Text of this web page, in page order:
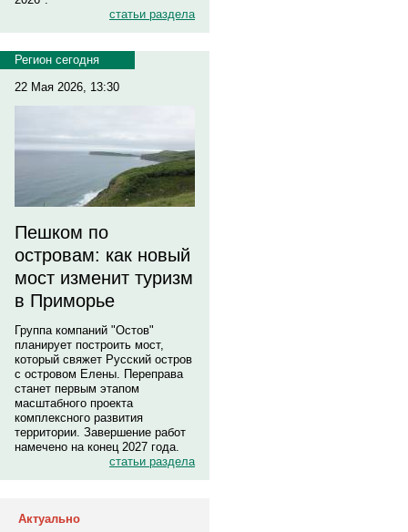
статьи раздела
Регион сегодня
22 Мая 2026, 13:30
Пешком по
островам: как новый
мост изменит туризм
в Приморье
Группа компаний "Остов"
планирует построить мост,
который свяжет Русский остров
с островом Елены. Переправа
станет первым этапом
масштабного проекта
комплексного развития
территории. Завершение работ
намечено на конец 2027 года.
статьи раздела
Актуально